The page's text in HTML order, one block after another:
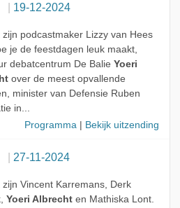
19-12-2024
zijn podcastmaker Lizzy van Hees
je de feestdagen leuk maakt,
debatcentrum De Balie Yoeri
over de meest opvallende
minister van Defensie Ruben
in...
Programma
Bekijk uitzending
27-11-2024
zijn Vincent Karremans, Derk
Yoeri Albrechten Mathiska Lont.